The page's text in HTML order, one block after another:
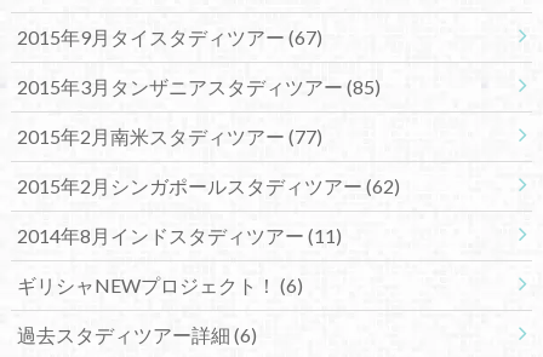
2015年9月タイスタディツアー (67)
2015年3月タンザニアスタディツアー (85)
2015年2月南米スタディツアー (77)
2015年2月シンガポールスタディツアー (62)
2014年8月インドスタディツアー (11)
ギリシャNEWプロジェクト！ (6)
過去スタディツアー詳細 (6)